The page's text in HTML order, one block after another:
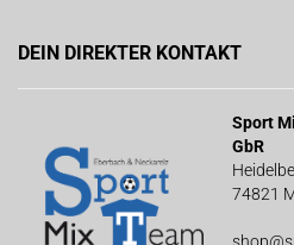
DEIN DIREKTER KONTAKT
Sport
GbR
74821